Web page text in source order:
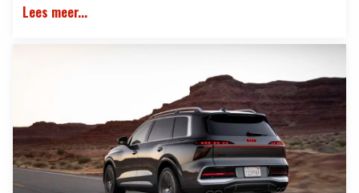
Lees meer...